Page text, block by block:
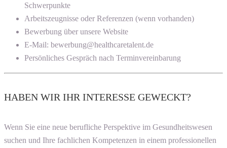
Schwerpunkte
Arbeitszeugnisse oder Referenzen (wenn vorhanden)
Bewerbung über unsere Website
E-Mail: bewerbung@healthcaretalent.de
Persönliches Gespräch nach Terminvereinbarung
HABEN WIR IHR INTERESSE GEWECKT?
Wenn Sie eine neue berufliche Perspektive im Gesundheitswesen
suchen und Ihre fachlichen Kompetenzen in einem professionellen